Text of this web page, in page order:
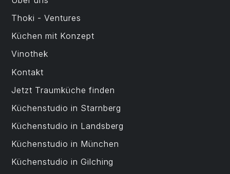
Thoki - Ventures
Küchen mit Konzept
Vinothek
Kontakt
Jetzt Traumküche finden
Küchenstudio in Starnberg
Küchenstudio in Landsberg
Küchenstudio in München
Küchenstudio in Gilching